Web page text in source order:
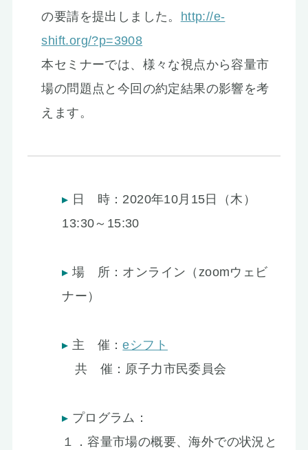
の要請を提出しました。 http://e-
shift.org/?p=3908
本セミナーでは、様々な視点から容量市
場の問題点と今回の約定結果の影響を考
えます。
日 時：2020年10月15日（木）
13:30～15:30
場 所：オンライン（zoomウェビ
ナー）
主 催：eシフト
共 催：原子力市民委員会
プログラム：
１．容量市場の概要、海外での状況と